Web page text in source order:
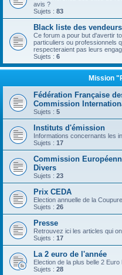
avis ?
Sujets : 83
Black liste des
Ce forum a pour but d'avertir
particuliers ou professionnels
respecteraient pas leurs
Sujets : 6
Mission
Fédération Française
Commission
Sujets : 5
Instituts d'émission
Informations concernants les
Sujets : 17
Commission
Divers
Sujets : 23
Prix CEDA
Election annuelle de la
Sujets : 26
Presse
Retrouvez ici les articles qui
Sujets : 17
La 2 euro de l'année
Election de la plus belle 2 Euro
Sujets : 28